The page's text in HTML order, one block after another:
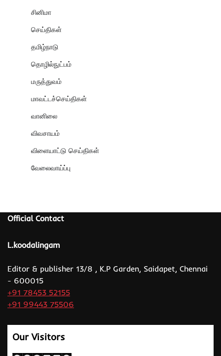
சினிமா
செய்திகள்
தமிழ்நாடு
தொழில்நுட்பம்
மருத்துவம்
மாவட்டச்செய்திகள்
வானிலை
விவசாயம்
விளையாட்டு செய்திகள்
வேலைவாய்ப்பு
Official Contact
L.koodalingam
Editor & publisher 13/8 , K.P Garden, Saidapet, Chennai
- 600015
+91 78453 52155
+91 99443 75506
Our Visitors